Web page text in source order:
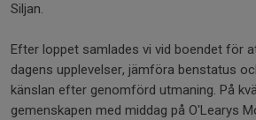
Siljan.
Efter loppet samlades vi vid boendet för
dagens upplevelser, jämföra benstatus
känslan efter genomförd utmaning. På
gemenskapen med middag på O'Learys